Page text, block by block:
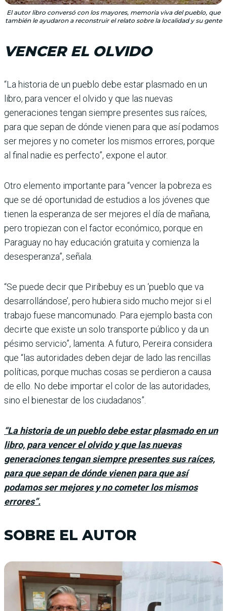
El autor libro conversó con los mayores, memoria viva del pueblo, que
también le ayudaron a reconstruir el relato sobre la localidad y su gente
VENCER EL OLVIDO
“La historia de un pueblo debe estar plasmado en un
libro, para vencer el olvido y que las nuevas
generaciones tengan siempre presentes sus raíces,
para que sepan de dónde vienen para que así podamos
ser mejores y no cometer los mismos erro­res, porque
al final nadie es perfecto”, expone el autor.
Otro elemento importante para “vencer la pobreza es
que se dé oportunidad de estudios a los jóvenes que
tienen la esperanza de ser mejores el día de mañana,
pero tropiezan con el factor económico, porque en
Para­guay no hay educación gra­tuita y comienza la
desespe­ranza”, señala.
“Se puede decir que Piri­bebuy es un ‘pueblo que va
desarrollándose’, pero hubiera sido mucho mejor si el
trabajo fuese manco­munado. Para ejemplo basta con
decirte que existe un solo transporte público y da un
pésimo servicio”, lamenta. A futuro, Pereira considera
que “las autori­dades deben dejar de lado las rencillas
políticas, por­que muchas cosas se perdie­ron a causa
de ello. No debe importar el color de las auto­ridades,
sino el bienestar de los ciudadanos”.
“La historia de un pueblo debe estar plasmado en un
libro, para vencer el olvido y que las nuevas
generaciones tengan siempre presentes sus raíces,
para que sepan de dónde vienen para que así
podamos ser mejores y no cometer los mismos
errores”.
SOBRE EL AUTOR